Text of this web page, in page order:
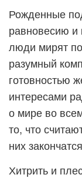
Рожденные
равновесию и
люди мирят
разумный
готовностью
интересами
о мире во
то, что
них
Хитрить и